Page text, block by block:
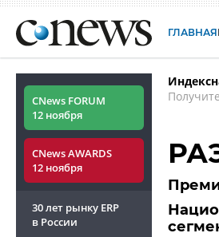
ГЛАВНАЯ
CNews FORUM
12 ноября
CNews AWARDS
12 ноября
30 лет рынку ERP
в России